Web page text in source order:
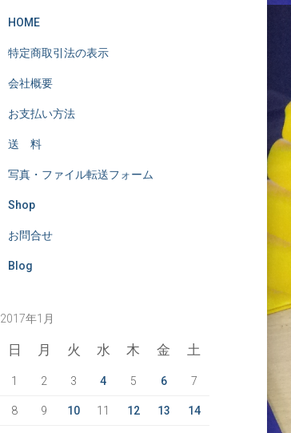
HOME
特定商取引法の表示
会社概要
お支払い方法
送 料
写真・ファイル転送フォーム
Shop
お問合せ
Blog
2017年1月
日 月 火 水 木 金 土
1 2 3 4 5 6 7
8 9 10 11 12 13 14